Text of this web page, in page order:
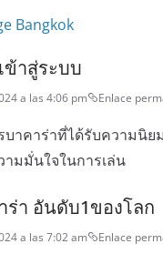
Bangkok
ข้าสู่ระบบ
a las 4:06 pm Enlace
บาคาร่าที่ได้รับความนิย
ามมั่นใจในการเล่น
ร่า อันดับ1ของโลก
a las 7:02 am Enlace